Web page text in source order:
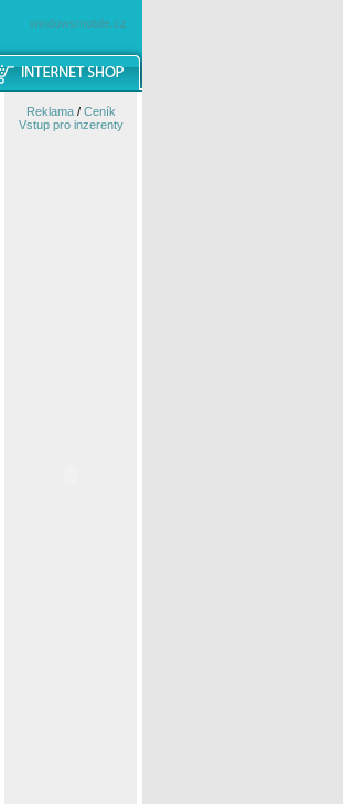
windowsmobile.cz
Reklama/ Ceník
Vstup pro inzerenty